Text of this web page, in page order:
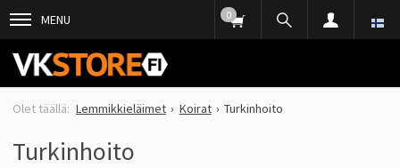
MENU 0
Lemmikkieläimet Koirat Turkinhoito
Turkinhoito